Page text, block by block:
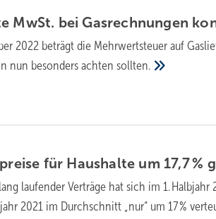
MwSt. bei Gasrechnungen
2022 beträgt die Mehrwertsteuer auf
nun besonders achtensollten.
für Haushalte um 17,7 %
laufender Verträge hat sich im 1. Halbjahr
2021 im Durchschnitt „nur“ um 17 %